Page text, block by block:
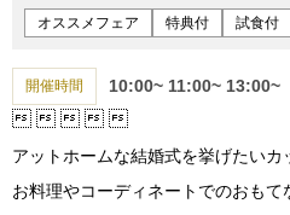
オススメフェア 特典付 試食付
開催時間 10:00~ 11:00~ 13:00~
アットホームな結婚式を挙げたいカ
お料理やコーディネートでのおも